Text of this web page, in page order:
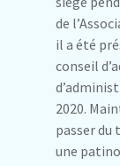
de
il a été
conseil
2020.
passer du
une